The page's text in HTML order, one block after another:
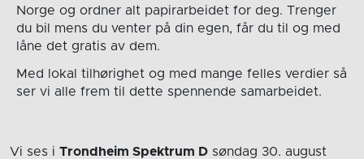
Norge og ordner alt papirarbeidet for deg. Trenger
du bil mens du venter på din egen, får du til og med
låne det gratis av dem.
Med lokal tilhørighet og med mange felles verdier så
ser vi alle frem til dette spennende samarbeidet.
Vi ses i Trondheim Spektrum D søndag 30. august